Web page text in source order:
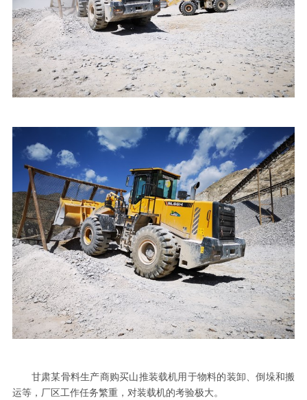
甘肃某骨料生产商购买山推装载机用于物料的装卸、倒垛和搬
运等，厂区工作任务繁重，对装载机的考验极大。